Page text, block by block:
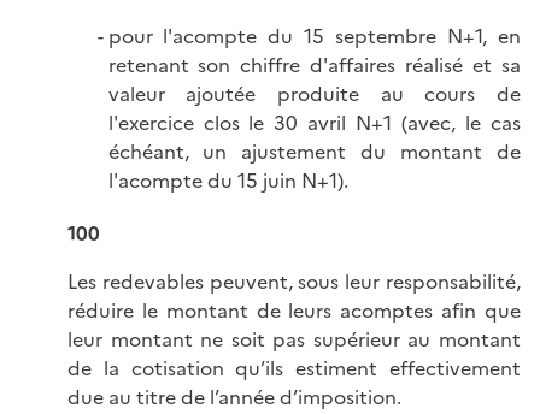
pour l'acompte du 15 septembre N+1, en
retenant son chiffre d'affaires réalisé et sa
valeur ajoutée produite au cours de
l'exercice clos le 30 avril N+1 (avec, le cas
échéant, un ajustement du montant de
l'acompte du 15 juin N+1).
100
Les redevables peuvent, sous leur responsabilité,
réduire le montant de leurs acomptes afin que
leur montant ne soit pas supérieur au montant
de la cotisation qu’ils estiment effectivement
due au titre de l’année d’imposition.